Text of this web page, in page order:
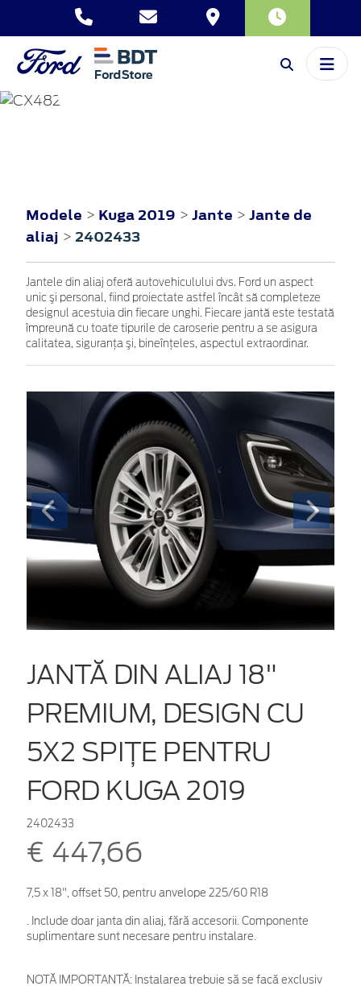
KUGA
Modele > Kuga 2019 > Jante > Jante de
aliaj > 2402433
Jantele din aliaj oferă autovehiculului dvs. Ford un aspect
unic şi personal, fiind proiectate astfel încât să completeze
designul acestuia din fiecare unghi. Fiecare jantă este testată
împreună cu toate tipurile de caroserie pentru a se asigura
calitatea, siguranţa şi, bineînţeles, aspectul extraordinar.
JANTĂ DIN ALIAJ 18"
PREMIUM, DESIGN CU
5X2 SPIŢE PENTRU
FORD KUGA 2019
2402433
€ 447,66
7,5 x 18", offset 50, pentru anvelope 225/60 R18
. Include doar janta din aliaj, fără accesorii. Componente
suplimentare sunt necesare pentru instalare.
NOTĂ IMPORTANTĂ: Instalarea trebuie să se facă exclusiv